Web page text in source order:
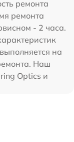
ремонта
ремонта
- 2 часа.
на
Наш
Optics и